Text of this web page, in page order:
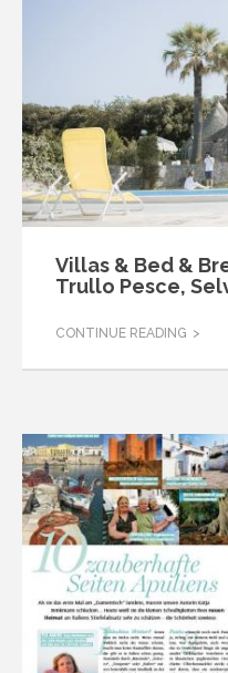
Villas & Bed &
Trullo Pesce,
CONTINUE READING